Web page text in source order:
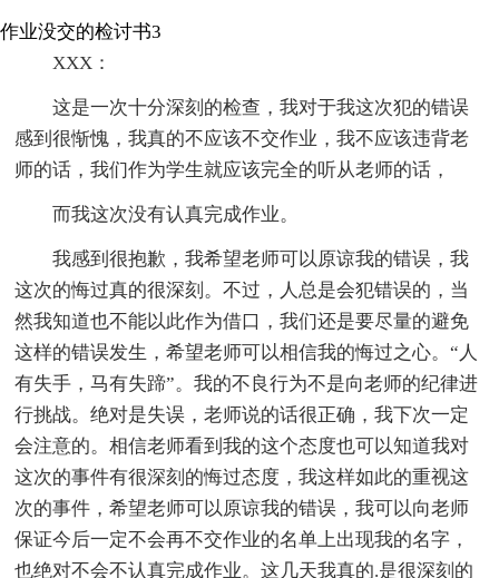
作业没交的检讨书3
XXX：
这是一次十分深刻的检查，我对于我这次犯的错误
感到很惭愧，我真的不应该不交作业，我不应该违背老
师的话，我们作为学生就应该完全的听从老师的话，
而我这次没有认真完成作业。
我感到很抱歉，我希望老师可以原谅我的错误，我
这次的悔过真的很深刻。不过，人总是会犯错误的，当
然我知道也不能以此作为借口，我们还是要尽量的避免
这样的错误发生，希望老师可以相信我的悔过之心。“人
有失手，马有失蹄”。我的不良行为不是向老师的纪律进
行挑战。绝对是失误，老师说的话很正确，我下次一定
会注意的。相信老师看到我的这个态度也可以知道我对
这次的事件有很深刻的悔过态度，我这样如此的重视这
次的事件，希望老师可以原谅我的错误，我可以向老师
保证今后一定不会再不交作业的名单上出现我的名字，
也绝对不会不认真完成作业。这几天我真的.是很深刻的